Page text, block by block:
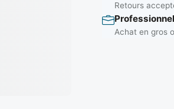
Retours
Achat en gros